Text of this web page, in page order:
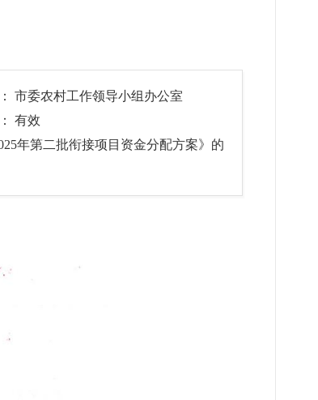
市委农村工作领导小组办公室
有效
年第二批衔接项目资金分配方案》的